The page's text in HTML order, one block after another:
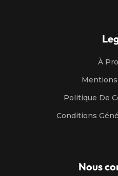
À
Politique De
Conditions
Nous